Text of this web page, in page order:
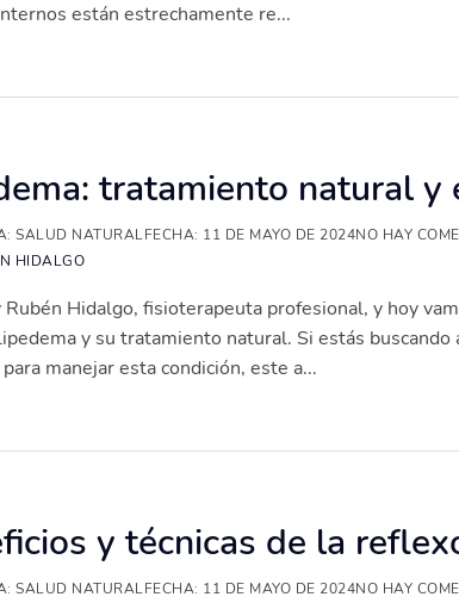
están estrechamente re...
tratamiento natural y
SALUD NATURALFECHA: 11 DE MAYO DE 2024NO HAY
HIDALGO
Rubén Hidalgo, fisioterapeuta profesional, y hoy
y su tratamiento natural. Si estás buscando
manejar esta condición, este a...
y técnicas de la
SALUD NATURALFECHA: 11 DE MAYO DE 2024NO HAY